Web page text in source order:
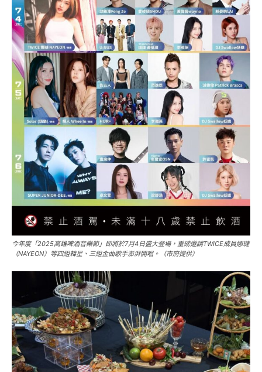
今年度「2025高雄啤酒音樂節」即將於7月4日盛大登場，重磅邀請TWICE成員娜璉
（NAYEON）等四組韓星、三組金曲歌手澎湃開唱。（市府提供）